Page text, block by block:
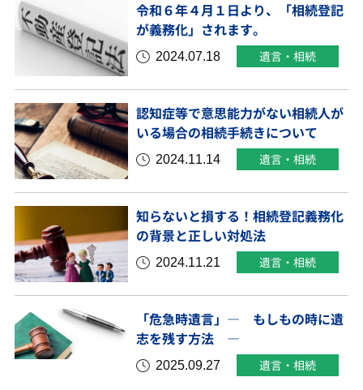
令和６年４月１日より、「相続登記
が義務化」されます。
2024.07.18
遺言・相続
認知症等で意思能力がない相続人が
いる場合の相続手続きについて
2024.11.14
遺言・相続
知らないと損する！相続登記義務化
の背景と正しい対処法
2024.11.21
遺言・相続
「危急時遺言」― もしもの時に遺
志を残す方法 ―
2025.09.27
遺言・相続